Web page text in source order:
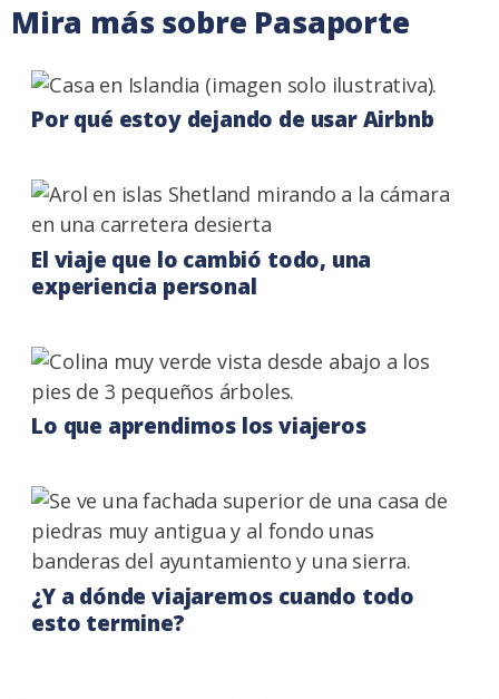
Mira más sobre Pasaporte
Por qué estoy dejando de usar Airbnb
El viaje que lo cambió todo, una
experiencia personal
Lo que aprendimos los viajeros
¿Y a dónde viajaremos cuando todo
esto termine?